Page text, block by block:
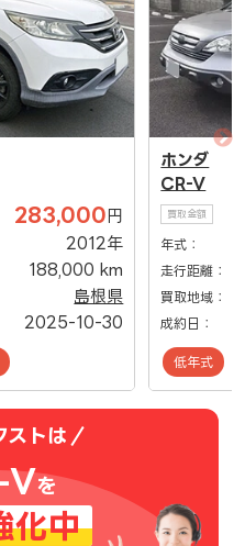
283,000 円
2012年
188,000 km
島根県
2025-10-30
ホンダ
CR-V
買取金額
年式：
走行距離：
買取地域：
成約日：
低年式
ストは
Vを
化中